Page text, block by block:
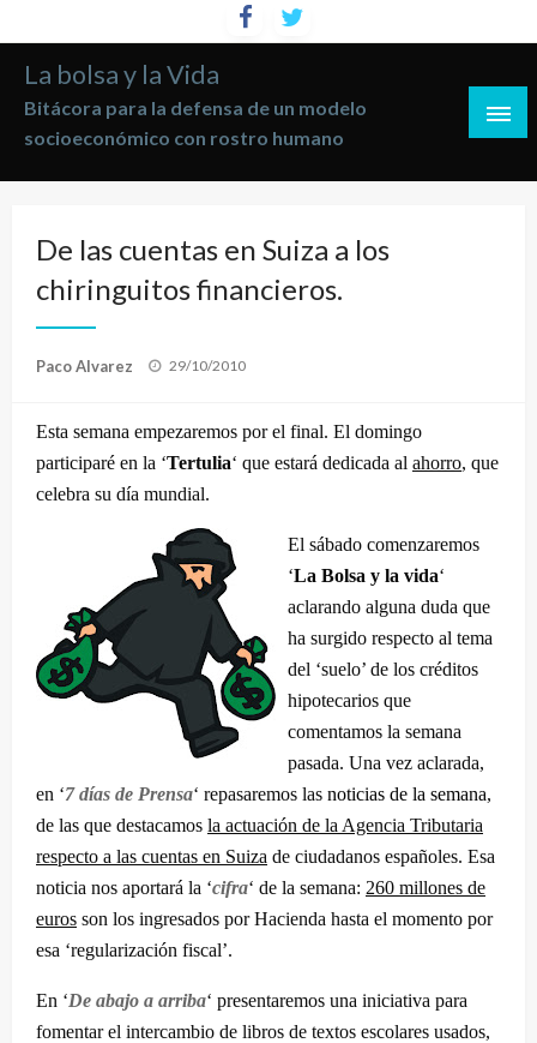
al
contenido
La bolsa y la Vida
Bitácora para la defensa de un modelo
socioeconómico con rostro humano
De las cuentas en Suiza a los
chiringuitos financieros.
Paco Alvarez
Publicado
29/10/2010
Esta semana empezaremos por el final. El domingo
participaré en la ‘Tertulia‘ que estará dedicada al ahorro, que
celebra su día mundial.
El sábado comenzaremos
‘La Bolsa y la vida‘
aclarando alguna duda que
ha surgido respecto al tema
del ‘suelo’ de los créditos
hipotecarios que
comentamos la semana
pasada. Una vez aclarada,
en ‘7 días de Prensa‘ repasaremos las noticias de la semana,
de las que destacamos la actuación de la Agencia Tributaria
respecto a las cuentas en Suiza de ciudadanos españoles. Esa
noticia nos aportará la ‘cifra‘ de la semana: 260 millones de
euros son los ingresados por Hacienda hasta el momento por
esa ‘regularización fiscal’.
En ‘De abajo a arriba‘ presentaremos una iniciativa para
fomentar el intercambio de libros de textos escolares usados,